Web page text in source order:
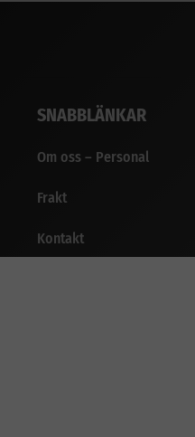
SNABBLÄNKAR
Om oss – Personal
Frakt
Kontakt